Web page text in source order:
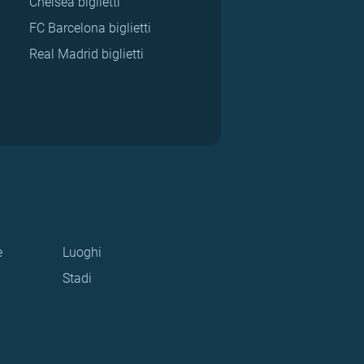
FC Barcelona biglietti
Real Madrid biglietti
Luoghi
Stadi